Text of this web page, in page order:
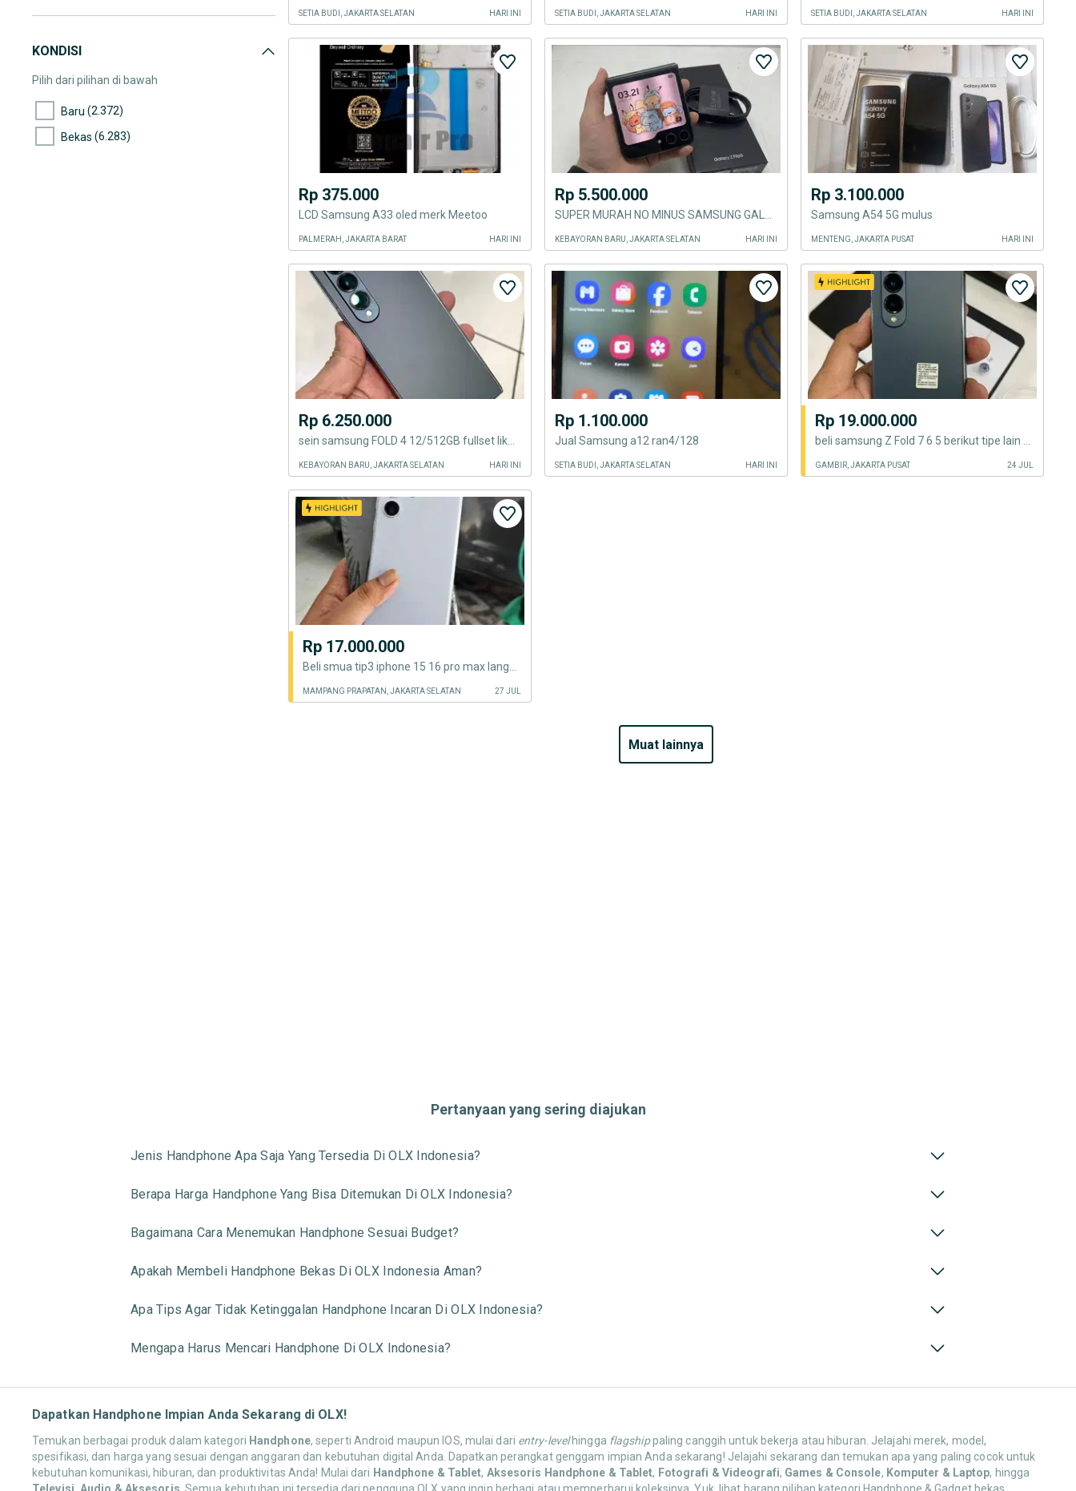
Cross(2)
IMO
Xiaomi (2.125)
Evercoss (11)
KONDISI
Pilih dari pilihan di bawah
Baru (2.372)
Bekas (6.283)
SETIA BUDI, JAKARTA SELATAN HARI INI SETIA BUDI, JAKARTA SELATAN HARI INI SETIA BUDI, JAKARTA SELATAN HARI INI
Rp 375.000
LCD Samsung A33 oled merk Meetoo
PALMERAH, JAKARTA BARAT HARI INI
Rp 5.500.000
KEBAYORAN BARU, JAKARTA SELATAN HARI INI
Rp 3.100.000
Samsung A54 5G mulus
MENTENG, JAKARTA PUSAT HARI INI
Rp 6.250.000
KEBAYORAN BARU, JAKARTA SELATAN HARI INI
Rp 1.100.000
Jual Samsung a12 ran4/128
SETIA BUDI, JAKARTA SELATAN HARI INI
Rp 19.000.000
GAMBIR, JAKARTA PUSAT 24 JUL
Rp 17.000.000
MAMPANG PRAPATAN, JAKARTA SELATAN 27 JUL
muat lainnya
Pertanyaan yang sering diajukan
Jenis Handphone Apa Saja Yang Tersedia Di OLX Indonesia?
Berapa Harga Handphone Yang Bisa Ditemukan Di OLX Indonesia?
Bagaimana Cara Menemukan Handphone Sesuai Budget?
Apakah Membeli Handphone Bekas Di OLX Indonesia Aman?
Apa Tips Agar Tidak Ketinggalan Handphone Incaran Di OLX Indonesia?
Mengapa Harus Mencari Handphone Di OLX Indonesia?
Dapatkan Handphone Impian Anda Sekarang di OLX!
Temukan berbagai produk dalam kategori Handphone, seperti Android maupun IOS, mulai dari entry-levelhingga flagshippaling canggih untuk bekerja atau hiburan. Jelajahi merek, model,
spesifikasi, dan harga yang sesuai dengan anggaran dan kebutuhan digital Anda. Dapatkan perangkat genggam impian Anda sekarang! Jelajahi sekarang dan temukan apa yang paling cocok untuk
kebutuhan komunikasi, hiburan, dan produktivitas Anda! Mulai dari Handphone & Tablet, Aksesoris Handphone & Tablet, Fotografi & Videografi, Games & Console, Komputer & Laptop, hingga